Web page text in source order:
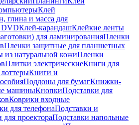
Клей
глина и масса для
Клей-карандашКлейкие ленты
для ламинированияПленки
Пленки защитные для планшетных
натуральной кожиПленки
Плитки электрическиеКниги для
Книги и
Поддоны для бумагКнижки-
машиныКнопкиПодставки для
Коврики входные
для телефонаПодставки и
проектораПодставки напольные